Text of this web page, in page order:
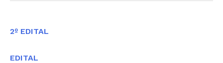
2º EDITAL
EDITAL